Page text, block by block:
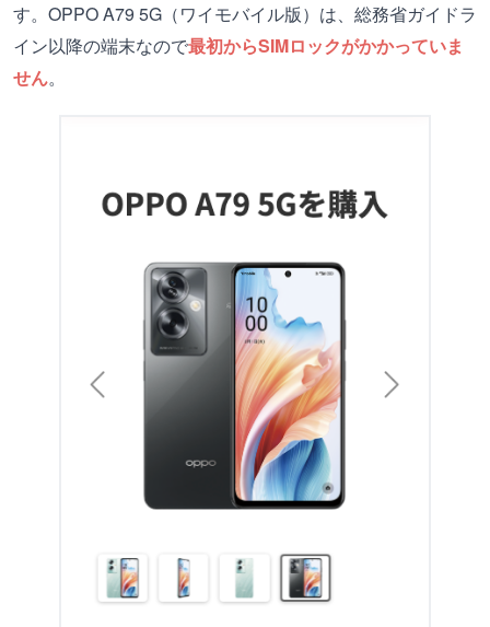
す。OPPO A79 5G（ワイモバイル版）は、総務省ガイドラ
イン以降の端末なので最初からSIMロックがかかっていま
せん。